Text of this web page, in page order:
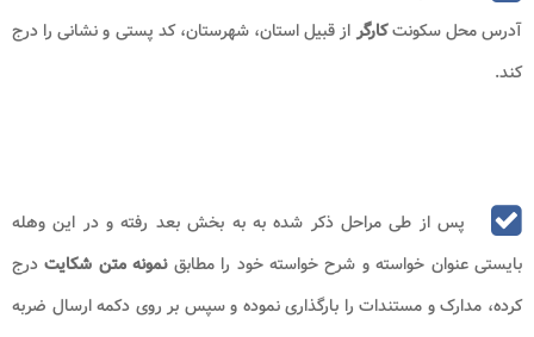
در ادامه مسیر کارفرما می بایست اطلاعات کارگاه را تکمیل نموده و